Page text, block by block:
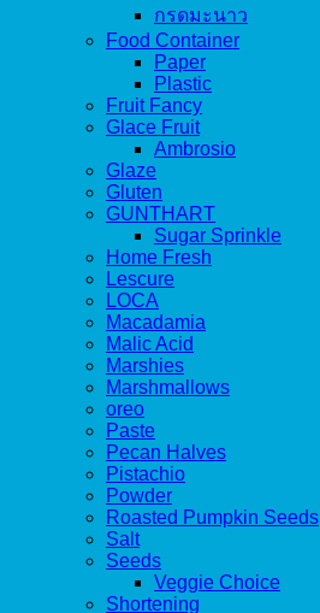
กรดมะนาว
Food Container
Paper
Plastic
Fruit Fancy
Glace Fruit
Ambrosio
Glaze
Gluten
GUNTHART
Sugar Sprinkle
Home Fresh
Lescure
LOCA
Macadamia
Malic Acid
Marshies
Marshmallows
oreo
Paste
Pecan Halves
Pistachio
Powder
Roasted Pumpkin Seeds
Salt
Seeds
Veggie Choice
Shortening